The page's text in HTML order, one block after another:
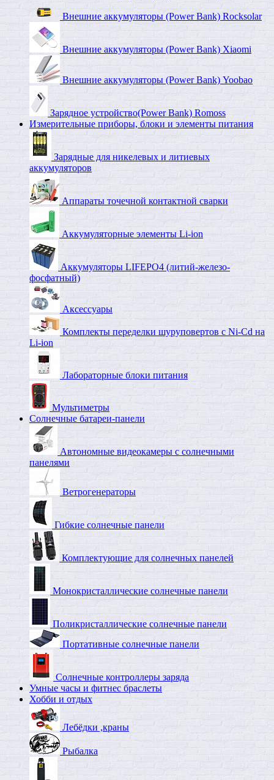
Внешние аккумуляторы (Power Bank) Rocksolar
Внешние аккумуляторы (Power Bank) Xiaomi
Внешние аккумуляторы (Power Bank) Yoobao
Зарядное устройство(Power Bank) Romoss
Измерительные приборы, блоки и элементы питания
Зарядные для никелевых и литиевых
аккумуляторов
Аппараты точечной контактной сварки
Аккумуляторные элементы Li-ion
Аккумуляторы LIFEPO4 (литий-железо-
фосфатный)
Аксессуары
Комплекты переделки шуруповертов с Ni-Cd на
Li-ion
Лабораторные блоки питания
Мультиметры
Солнечные батареи-панели
Автономные видеокамеры с солнечными
панелями
Ветрогенераторы
Гибкие солнечные панели
Комплектующие для солнечных панелей
Монокристаллические солнечные панели
Поликристаллические солнечные панели
Портативные солнечные панели
Солнечные контроллеры заряда
Умные часы и фитнес браслеты
Хобби и отдых
Лебёдки ,краны
Рыбалка